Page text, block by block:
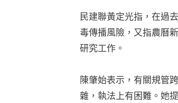
民建聯黃定光指，在過
毒傳播風險，又指農曆
研究工作。
陳肇始表示，有關規管
雜，執法上有困難。她